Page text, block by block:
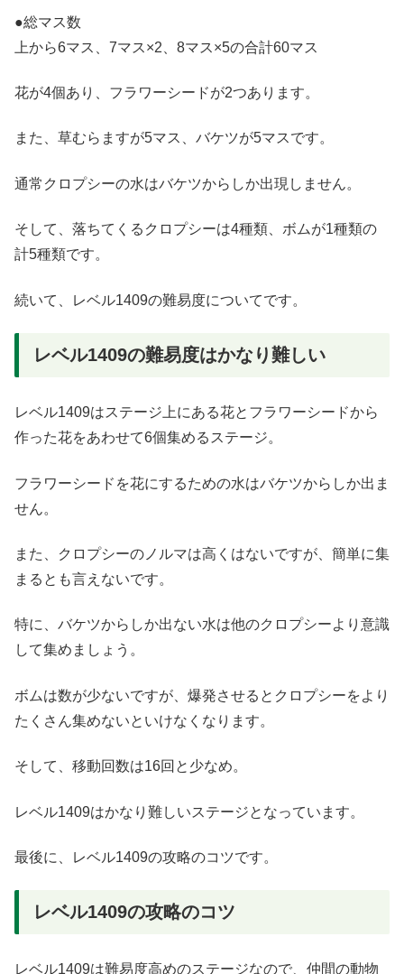
●総マス数
上から6マス、7マス×2、8マス×5の合計60マス
花が4個あり、フラワーシードが2つあります。
また、草むらますが5マス、バケツが5マスです。
通常クロプシーの水はバケツからしか出現しません。
そして、落ちてくるクロプシーは4種類、ボムが1種類の
計5種類です。
続いて、レベル1409の難易度についてです。
レベル1409の難易度はかなり難しい
レベル1409はステージ上にある花とフラワーシードから
作った花をあわせて6個集めるステージ。
フラワーシードを花にするための水はバケツからしか出ま
せん。
また、クロプシーのノルマは高くはないですが、簡単に集
まるとも言えないです。
特に、バケツからしか出ない水は他のクロプシーより意識
して集めましょう。
ボムは数が少ないですが、爆発させるとクロプシーをより
たくさん集めないといけなくなります。
そして、移動回数は16回と少なめ。
レベル1409はかなり難しいステージとなっています。
最後に、レベル1409の攻略のコツです。
レベル1409の攻略のコツ
レベル1409は難易度高めのステージなので、仲間の動物